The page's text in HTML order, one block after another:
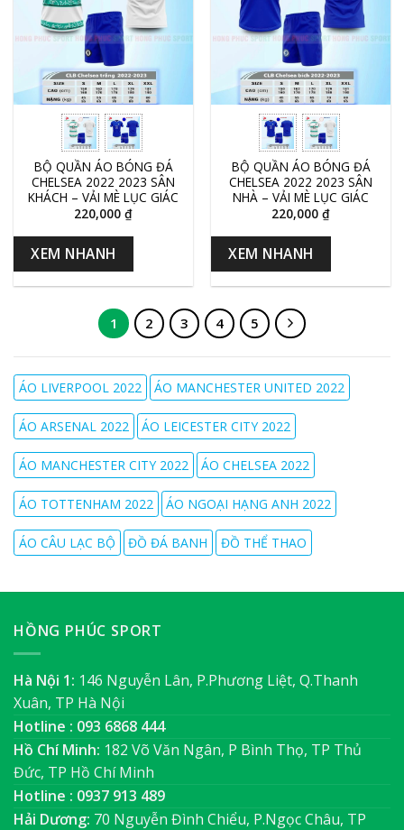
BỘ QUẦN ÁO BÓNG ĐÁ
CHELSEA 2022 2023 SÂN
KHÁCH – VẢI MÈ LỤC GIÁC
220,000 ₫
XEM NHANH
BỘ QUẦN ÁO BÓNG ĐÁ
CHELSEA 2022 2023 SÂN
NHÀ – VẢI MÈ LỤC GIÁC
220,000 ₫
XEM NHANH
1 2 3 4 5
ÁO LIVERPOOL 2022 ÁO MANCHESTER UNITED 2022
ÁO ARSENAL 2022 ÁO LEICESTER CITY 2022
ÁO MANCHESTER CITY 2022 ÁO CHELSEA 2022
ÁO TOTTENHAM 2022 ÁO NGOẠI HẠNG ANH 2022
ÁO CÂU LẠC BỘ ĐỒ ĐÁ BANH ĐỒ THỂ THAO
HỒNG PHÚC SPORT
Hà Nội 1: 146 Nguyễn Lân, P.Phương Liệt, Q.Thanh
Xuân, TP Hà Nội
Hotline : 093 6868 444
Hồ Chí Minh: 182 Võ Văn Ngân, P Bình Thọ, TP Thủ
Đức, TP Hồ Chí Minh
Hotline : 0937 913 489
Hải Dương: 70 Nguyễn Đình Chiểu, P.Ngọc Châu, TP